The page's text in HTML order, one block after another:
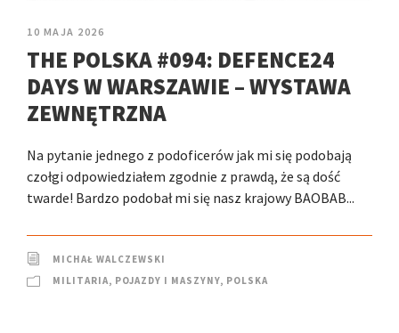
10 MAJA 2026
THE POLSKA #094: DEFENCE24
DAYS W WARSZAWIE – WYSTAWA
ZEWNĘTRZNA
Na pytanie jednego z podoficerów jak mi się podobają
czołgi odpowiedziałem zgodnie z prawdą, że są dość
twarde! Bardzo podobał mi się nasz krajowy BAOBAB...
MICHAŁ WALCZEWSKI
MILITARIA, POJAZDY I MASZYNY, POLSKA